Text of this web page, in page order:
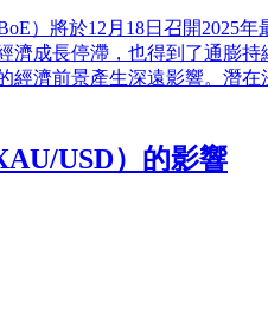
）將於12月18日召開2025
成長停滯，也得到了通膨
濟前景產生深遠影響。潛在
USD）的影響